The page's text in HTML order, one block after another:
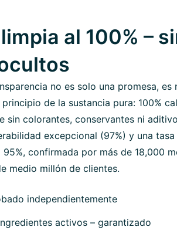
al 100% –
no es solo una promesa,
de la sustancia pura: 100%
sin colorantes, conservantes ni
excepcional (97%) y una tasa
confirmada por más de 18,000
medio millón de clientes.
independientemente
activos – garantizado